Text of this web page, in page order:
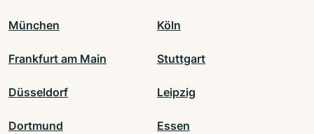
München Köln
Frankfurt am Main Stuttgart
Düsseldorf Leipzig
Dortmund Essen